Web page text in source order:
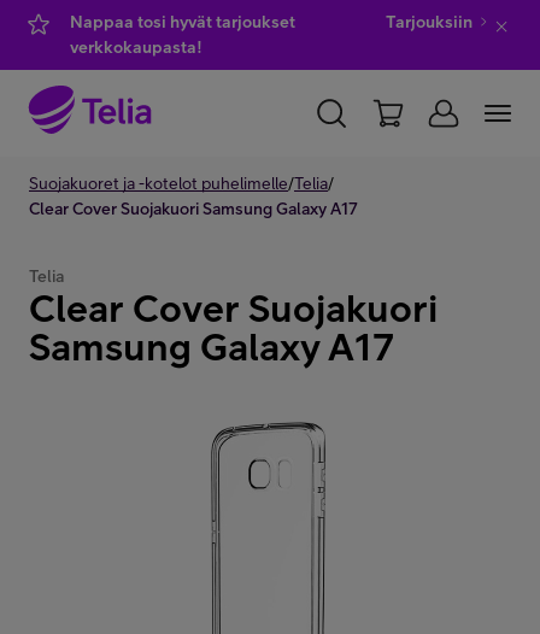
Nappaa tosi hyvät tarjoukset
verkkokaupasta!
Tarjouksiin
YKSITYISILLE YRITYKSILLE WHOLESALE
Kauppa
Suojakuoret ja -kotelot puhelimelle/Telia/
Clear Cover Suojakuori Samsung Galaxy A17
Telia
Clear Cover Suojakuori
Samsung Galaxy A17